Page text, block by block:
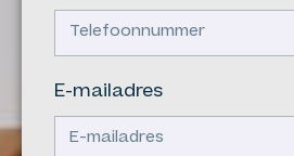
E-mailadres